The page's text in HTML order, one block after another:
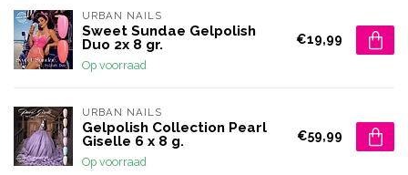
URBAN NAILS
Sweet Sundae Gelpolish
Duo 2x 8 gr.
Op voorraad
€19,99
URBAN NAILS
Gelpolish Collection Pearl
Giselle 6 x 8 g.
Op voorraad
€59,99